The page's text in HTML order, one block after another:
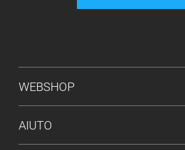
MENU PIÈ DI PAGINA
WEBSHOP
AIUTO